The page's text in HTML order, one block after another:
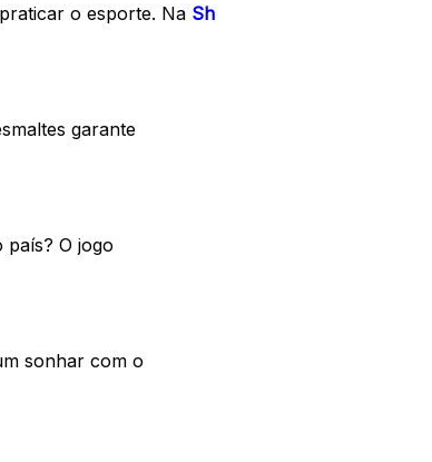
o esporte. Na Sh
garante
O jogo
sonhar com o